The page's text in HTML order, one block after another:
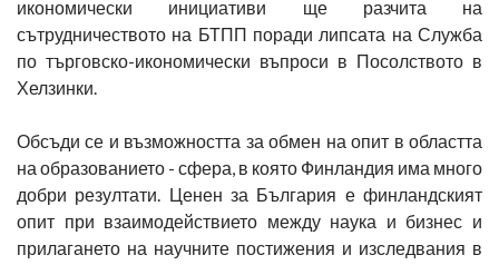
икономически инициативи ще разчита на
сътрудничеството на БТПП поради липсата на Служба
по търговско-икономически въпроси в Посолството в
Хелзинки.
Обсъди се и възможността за обмен на опит в областта
на образованието - сфера, в която Финландия има много
добри резултати. Ценен за България е финландският
опит при взаимодействието между наука и бизнес и
прилагането на научните постижения и изследвания в